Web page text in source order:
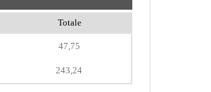
Totale
47,75
243,24